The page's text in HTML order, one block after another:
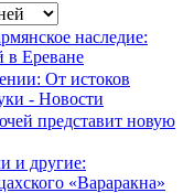
наследие:
в Ереване
От истоков
- Новости
представит новую
и другие:
«Вараракна»